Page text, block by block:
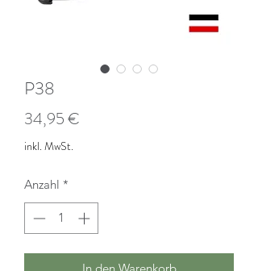
P38
34,95 €
inkl. MwSt.
Anzahl *
In den Warenkorb